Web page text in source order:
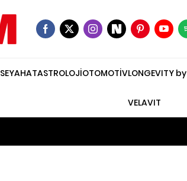
SEYAHATASTROLOJİOTOMOTİVLONGEVITY by
VELAVIT